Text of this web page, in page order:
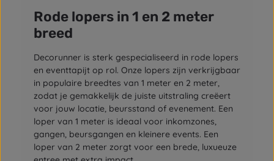
Rode lopers in 1 en 2 meter
breed
Decorunner is sterk gespecialiseerd in rode lopers
en eventtapijt op rol. Onze lopers zijn verkrijgbaar
in populaire breedtes van 1 meter en 2 meter,
zodat je gemakkelijk de juiste uitstraling creëert
voor jouw locatie, beursstand of evenement. Een
loper van 1 meter is ideaal voor inkomzones,
gangen, beursgangen en kleinere events. Een
loper van 2 meter zorgt voor een brede, luxueuze